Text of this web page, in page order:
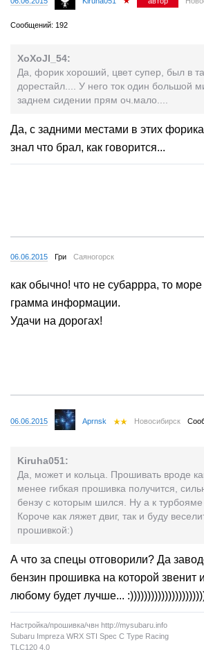
Сообщений: 192
XoXoJI_54:
Да, форик хороший, цвет супер, был в
дорестайл.... У него ток один большой
заднем сидении прям оч.мало....
Да, с задними местами в этих
знал что брал, как говорится...
06.06.2015 Гри Саяногорск
как обычно! что не субаррра, то
грамма информации.
Удачи на дорогах!
06.06.2015 Aprnsk Новосибирск
Kiruha051:
Да, может и кольца. Прошивать вроде
менее гибкая прошивка получится,
бензу с которым шился. Ну а к
Короче как ляжет двиг, так и буду
прошивкой:)
А что за спецы отговорили? Да
бензин прошивка на которой звенит
любому будет лучше...
Настройка/прошивка/чвн http://mysubaru.info
Subaru Impreza WRX STI Spec C Type Racing
TLC120 4.0